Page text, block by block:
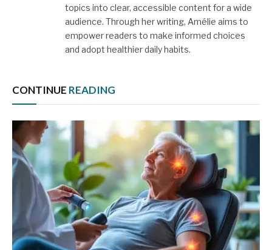
topics into clear, accessible content for a wide
audience. Through her writing, Amélie aims to
empower readers to make informed choices
and adopt healthier daily habits.
CONTINUE READING